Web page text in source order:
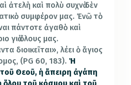
ἀτελὴ καὶ πολὺ συχνὰ δὲν
συμφέρον μας. Ἐνῶ τὸ
πάντοτε ἀγαθὸ καὶ
γιὰ ὅλους μας.
διοικεῖται», λέει ὁ ἅγιος
(PG 60, 183). Ἡ
Θεοῦ, ἡ ἄπειρη ἀγάπη